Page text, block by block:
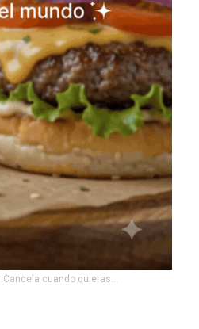
Cancela cuando quieras...